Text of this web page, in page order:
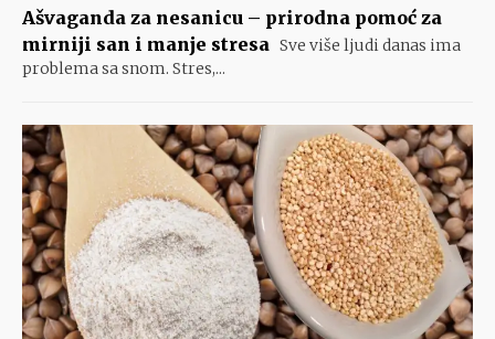
Ašvaganda za nesanicu – prirodna pomoć za
mirniji san i manje stresa Sve više ljudi danas ima
problema sa snom. Stres,...